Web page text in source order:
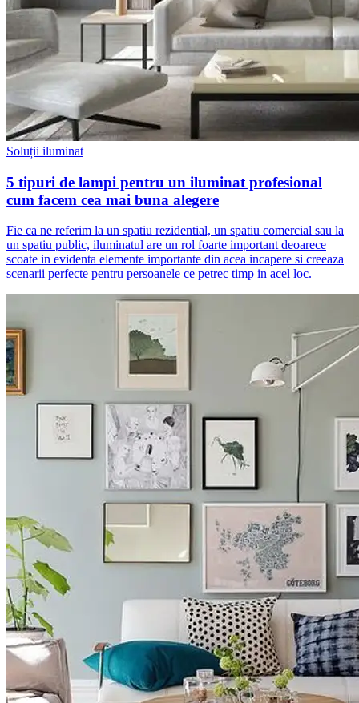
Soluții iluminat
5 tipuri de lampi pentru un iluminat profesional
cum facem cea mai buna alegere
Fie ca ne referim la un spatiu rezidential, un spatiu comercial sau la
un spatiu public, iluminatul are un rol foarte important deoarece
scoate in evidenta elemente importante din acea incapere si creeaza
scenarii perfecte pentru persoanele ce petrec timp in acel loc.